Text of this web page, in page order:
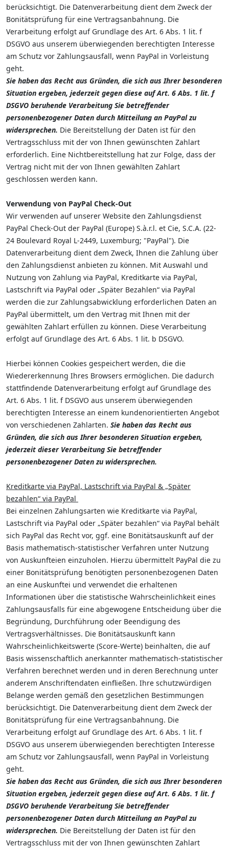
berücksichtigt. Die Datenverarbeitung dient dem Zweck der
Bonitätsprüfung für eine Vertragsanbahnung. Die
Verarbeitung erfolgt auf Grundlage des Art. 6 Abs. 1 lit. f
DSGVO aus unserem überwiegenden berechtigten Interesse
am Schutz vor Zahlungsausfall, wenn PayPal in Vorleistung
geht.
Sie haben das Recht aus Gründen, die sich aus Ihrer besonderen
Situation ergeben, jederzeit gegen diese auf Art. 6 Abs. 1 lit. f
DSGVO beruhende Verarbeitung Sie betreffender
personenbezogener Daten durch Mitteilung an PayPal zu
widersprechen. Die Bereitstellung der Daten ist für den
Vertragsschluss mit der von Ihnen gewünschten Zahlart
erforderlich. Eine Nichtbereitstellung hat zur Folge, dass der
Vertrag nicht mit der von Ihnen gewählten Zahlart
geschlossen werden kann.
Verwendung von PayPal Check-Out
Wir verwenden auf unserer Website den Zahlungsdienst
PayPal Check-Out der PayPal (Europe) S.à.r.l. et Cie, S.C.A. (22-
24 Boulevard Royal L-2449, Luxemburg; "PayPal"). Die
Datenverarbeitung dient dem Zweck, Ihnen die Zahlung über
den Zahlungsdienst anbieten zu können. Mit Auswahl und
Nutzung von Zahlung via PayPal, Kreditkarte via PayPal,
Lastschrift via PayPal oder „Später Bezahlen“ via PayPal
werden die zur Zahlungsabwicklung erforderlichen Daten an
PayPal übermittelt, um den Vertrag mit Ihnen mit der
gewählten Zahlart erfüllen zu können. Diese Verarbeitung
erfolgt auf Grundlage des Art. 6 Abs. 1 lit. b DSGVO.
Hierbei können Cookies gespeichert werden, die die
Wiedererkennung Ihres Browsers ermöglichen. Die dadurch
stattfindende Datenverarbeitung erfolgt auf Grundlage des
Art. 6 Abs. 1 lit. f DSGVO aus unserem überwiegenden
berechtigten Interesse an einem kundenorientierten Angebot
von verschiedenen Zahlarten. Sie haben das Recht aus
Gründen, die sich aus Ihrer besonderen Situation ergeben,
jederzeit dieser Verarbeitung Sie betreffender
personenbezogener Daten zu widersprechen.
Kreditkarte via PayPal, Lastschrift via PayPal & „Später
bezahlen“ via PayPal
Bei einzelnen Zahlungsarten wie Kreditkarte via PayPal,
Lastschrift via PayPal oder „Später bezahlen“ via PayPal behält
sich PayPal das Recht vor, ggf. eine Bonitätsauskunft auf der
Basis mathematisch-statistischer Verfahren unter Nutzung
von Auskunfteien einzuholen. Hierzu übermittelt PayPal die zu
einer Bonitätsprüfung benötigten personenbezogenen Daten
an eine Auskunftei und verwendet die erhaltenen
Informationen über die statistische Wahrscheinlichkeit eines
Zahlungsausfalls für eine abgewogene Entscheidung über die
Begründung, Durchführung oder Beendigung des
Vertragsverhältnisses. Die Bonitätsauskunft kann
Wahrscheinlichkeitswerte (Score-Werte) beinhalten, die auf
Basis wissenschaftlich anerkannter mathematisch-statistischer
Verfahren berechnet werden und in deren Berechnung unter
anderem Anschriftendaten einfließen. Ihre schutzwürdigen
Belange werden gemäß den gesetzlichen Bestimmungen
berücksichtigt. Die Datenverarbeitung dient dem Zweck der
Bonitätsprüfung für eine Vertragsanbahnung. Die
Verarbeitung erfolgt auf Grundlage des Art. 6 Abs. 1 lit. f
DSGVO aus unserem überwiegenden berechtigten Interesse
am Schutz vor Zahlungsausfall, wenn PayPal in Vorleistung
geht.
Sie haben das Recht aus Gründen, die sich aus Ihrer besonderen
Situation ergeben, jederzeit gegen diese auf Art. 6 Abs. 1 lit. f
DSGVO beruhende Verarbeitung Sie betreffender
personenbezogener Daten durch Mitteilung an PayPal zu
widersprechen. Die Bereitstellung der Daten ist für den
Vertragsschluss mit der von Ihnen gewünschten Zahlart